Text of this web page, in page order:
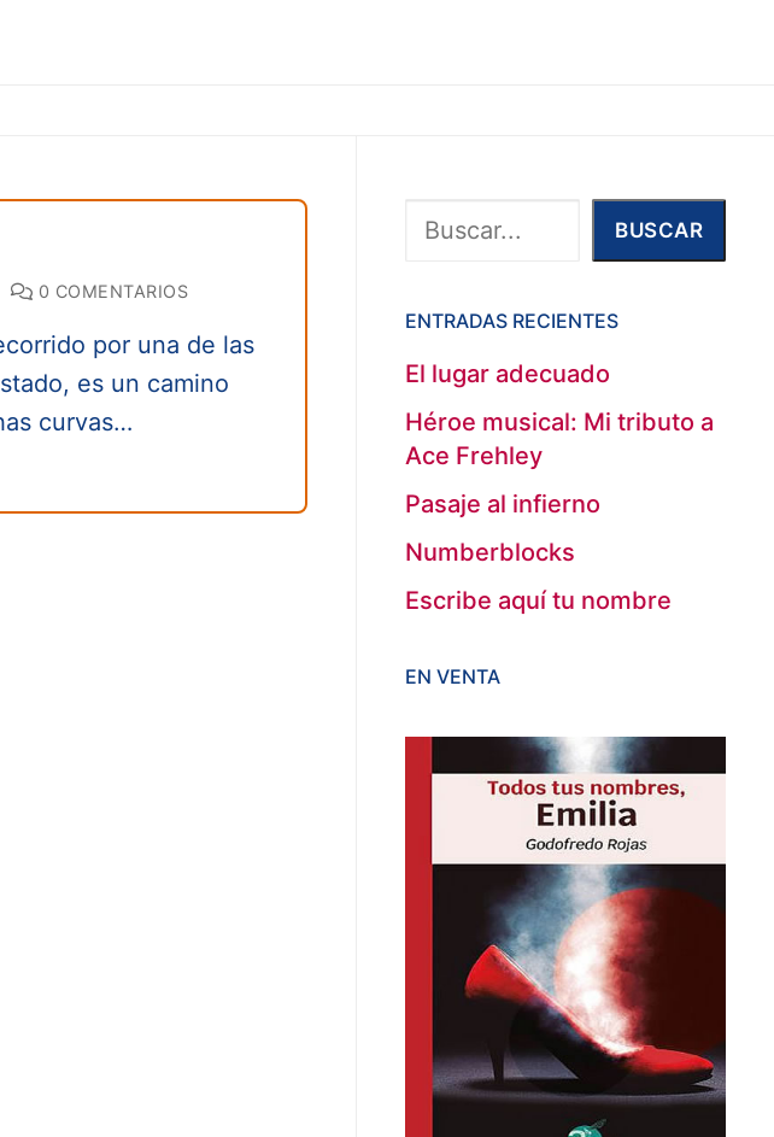
0 COMENTARIOS
por una de las
es un camino
curvas…
Buscar BUSCAR
ENTRADAS RECIENTES
El lugar adecuado
Héroe musical: Mi tributo a
Ace Frehley
Pasaje al infierno
Numberblocks
Escribe aquí tu nombre
EN VENTA